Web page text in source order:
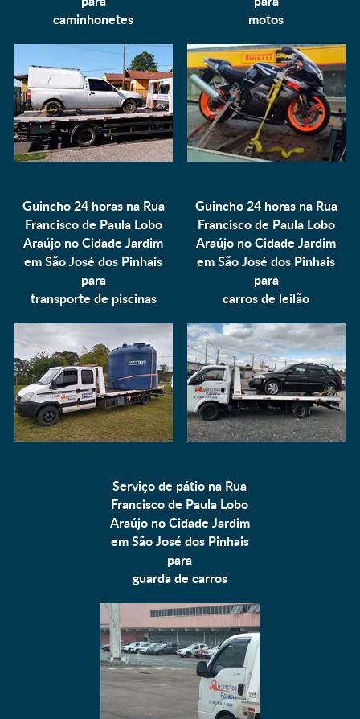
caminhonetes
motos
Guincho 24 horas na Rua
Francisco de Paula Lobo
Araújo no Cidade Jardim
em São José dos Pinhais
para
transporte de piscinas
Guincho 24 horas na Rua
Francisco de Paula Lobo
Araújo no Cidade Jardim
em São José dos Pinhais
para
carros de leilão
Serviço de pátio na Rua
Francisco de Paula Lobo
Araújo no Cidade Jardim
em São José dos Pinhais
para
guarda de carros